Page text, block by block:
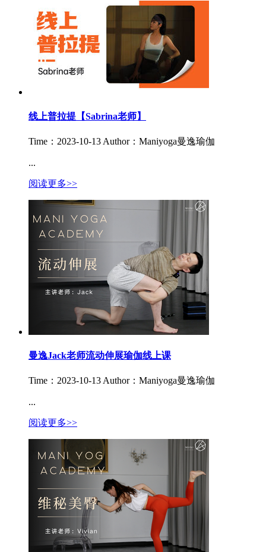
线上普拉提【Sabrina老师】
Time：2023-10-13 Author：Maniyoga曼逸瑜伽
...
阅读更多>>
曼逸Jack老师流动伸展瑜伽线上课
Time：2023-10-13Author：Maniyoga曼逸瑜伽
...
阅读更多>>